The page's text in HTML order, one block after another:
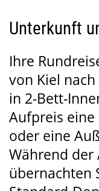
Unterkunft
Ihre
von Kiel
in 2-Bett-
Aufpreis
oder eine
Während der
übernachten